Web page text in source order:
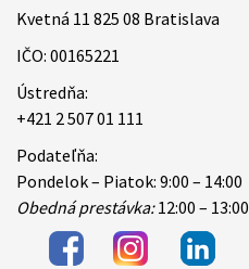
Kvetná 11 825 08 Bratislava
IČO: 00165221
Ústredňa:
+421 2 507 01 111
Podateľňa:
Pondelok – Piatok: 9:00 – 14:00
Obedná prestávka:12:00 – 13:00